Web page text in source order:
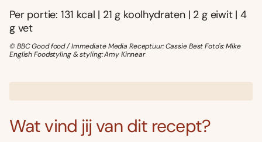
Per portie: 131 kcal | 21 g koolhydraten | 2 g eiwit | 4
g vet
© BBC Good food / Immediate Media Receptuur: Cassie Best Foto's: Mike
English Foodstyling & styling: Amy Kinnear
Wat vind jij van dit recept?